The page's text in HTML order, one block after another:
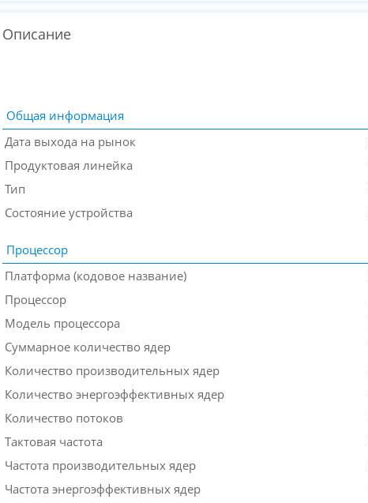
Описание
Общая информация
Дата выхода на рынок
Продуктовая линейка
Тип
Состояние устройства
Процессор
Платформа (кодовое название)
Процессор
Модель процессора
Суммарное количество ядер
Количество производительных ядер
Количество энергоэффективных ядер
Количество потоков
Тактовая частота
Частота производительных ядер
Частота энергоэффективных ядер